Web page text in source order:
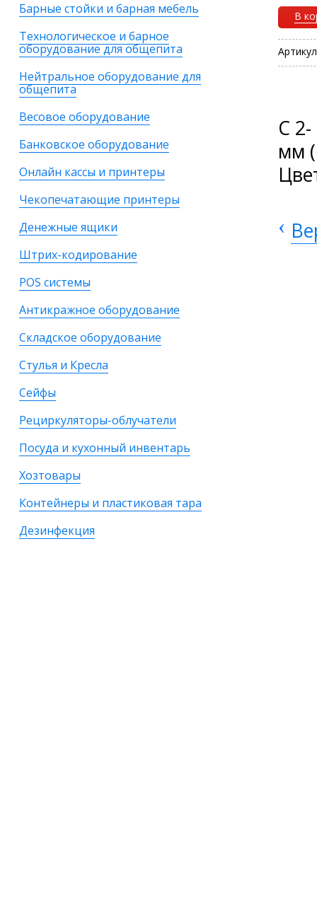
Барные стойки и барная мебель
Технологическое и барное
оборудование для общепита
Нейтральное оборудование для
общепита
Весовое оборудование
Банковское оборудование
Онлайн кассы и принтеры
Чекопечатающие принтеры
Денежные ящики
Штрих-кодирование
POS системы
Антикражное оборудование
Складское оборудование
Стулья и Кресла
Сейфы
Рециркуляторы-облучатели
Посуда и кухонный инвентарь
Хозтовары
Контейнеры и пластиковая тара
Дезинфекция
В
С
мм
‹